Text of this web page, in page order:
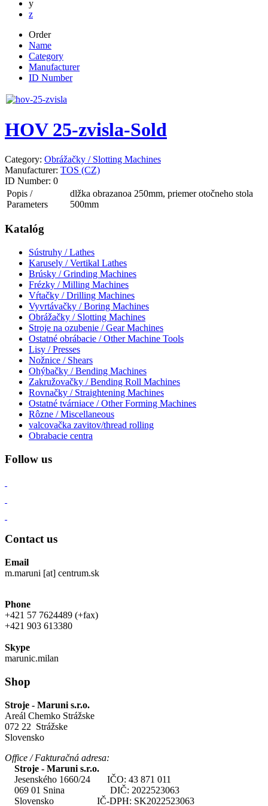
y
z
Order
Name
Category
Manufacturer
ID Number
HOV 25-zvisla-Sold
Category: Obrážačky / Slotting Machines
Manufacturer: TOS (CZ)
ID Number: 0
Popis /
Parameters
dlžka obrazanoa 250mm, priemer otočneho stola
500mm
Katalóg
Sústruhy / Lathes
Karusely / Vertikal Lathes
Brúsky / Grinding Machines
Frézky / Milling Machines
Vŕtačky / Drilling Machines
Vyvrtávačky / Boring Machines
Obrážačky / Slotting Machines
Stroje na ozubenie / Gear Machines
Ostatné obrábacie / Other Machine Tools
Lisy / Presses
Nožnice / Shears
Ohýbačky / Bending Machines
Zakružovačky / Bending Roll Machines
Rovnačky / Straightening Machines
Ostatné tvárniace / Other Forming Machines
Rôzne / Miscellaneous
valcovačka zavitov/thread rolling
Obrabacie centra
Follow us
Contact us
Email
m.maruni [at] centrum.sk
Phone
+421 57 7624489 (+fax)
+421 903 613380
Skype
marunic.milan
Shop
Stroje - Maruni s.r.o.
Areál Chemko Strážske
072 22 Strážske
Slovensko
Office / Fakturačná adresa:
Stroje - Maruni s.r.o.
Jesenského 1660/24 IČO: 43 871 011
069 01 Snina DIČ: 2022523063
Slovensko IČ-DPH: SK2022523063